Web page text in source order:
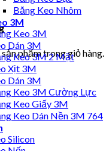
phẩm trong giỏ hàng.
Băng Keo Nhôm
3M
Keo 3M
Dán 3M
Keo 3M 2 Mặt
Xịt 3M
Dán 3M
Keo 3M Cường Lực
Keo Giấy 3M
Keo Dán Nền 3M 764
Silicon